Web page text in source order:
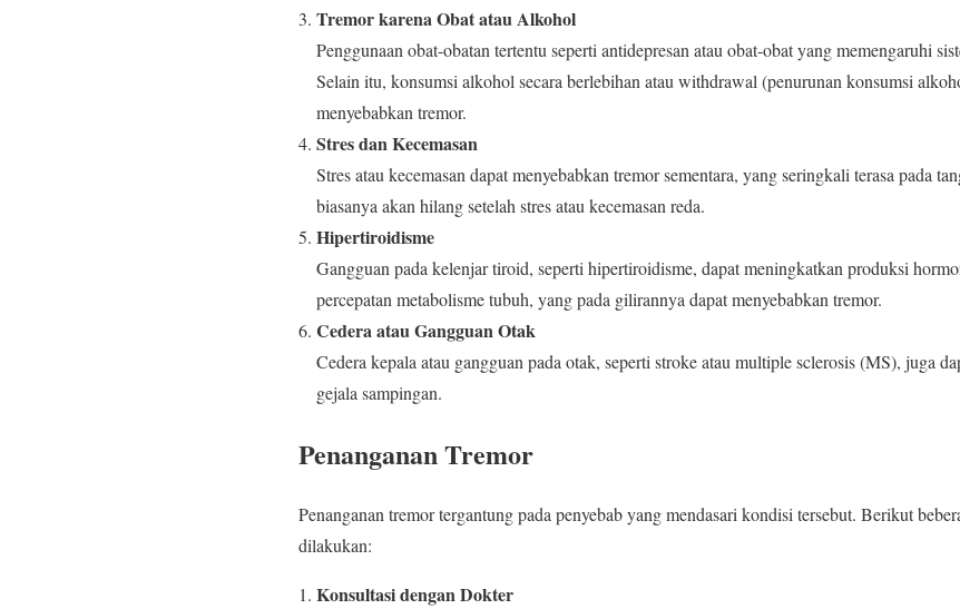
Tremor karena Obat atau Alkohol
Penggunaan obat-obatan tertentu seperti antidepresan atau obat-obat yang memengaruhi
Selain itu, konsumsi alkohol secara berlebihan atau withdrawal (penurunan konsumsi
menyebabkan tremor.
Stres dan Kecemasan
Stres atau kecemasan dapat menyebabkan tremor sementara, yang seringkali terasa pada
biasanya akan hilang setelah stres atau kecemasan reda.
Hipertiroidisme
Gangguan pada kelenjar tiroid, seperti hipertiroidisme, dapat meningkatkan produksi
percepatan metabolisme tubuh, yang pada gilirannya dapat menyebabkan tremor.
Cedera atau Gangguan Otak
Cedera kepala atau gangguan pada otak, seperti stroke atau multiple sclerosis (MS), juga
gejala sampingan.
Penanganan Tremor
Penanganan tremor tergantung pada penyebab yang mendasari kondisi tersebut. Berikut
dilakukan:
Konsultasi dengan Dokter